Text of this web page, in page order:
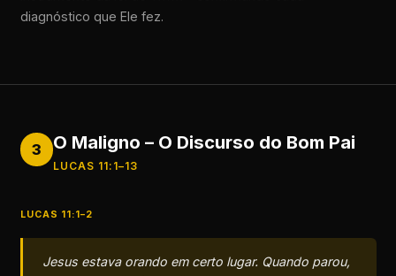
diagnóstico que Ele fez.
3 O Maligno – O Discurso do Bom Pai
LUCAS 11:1–13
LUCAS 11:1–2
Jesus estava orando em certo lugar. Quando parou,